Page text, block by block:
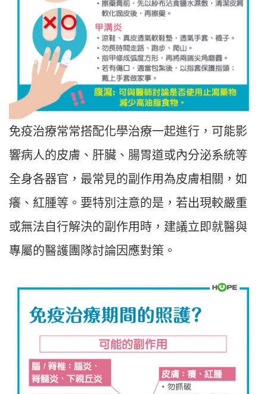
免疫治療常常搭配化學治療一起進行，可能影
響病人的皮膚、肝臟、腸胃道或內分泌系統等
全身各器官，最常見的副作用為皮膚相關，如
癢、紅腫等。要特別注意的是，若出現較嚴重
或無法自行解決的副作用時，建議立即就醫與
專屬的醫護團隊討論因應對策。